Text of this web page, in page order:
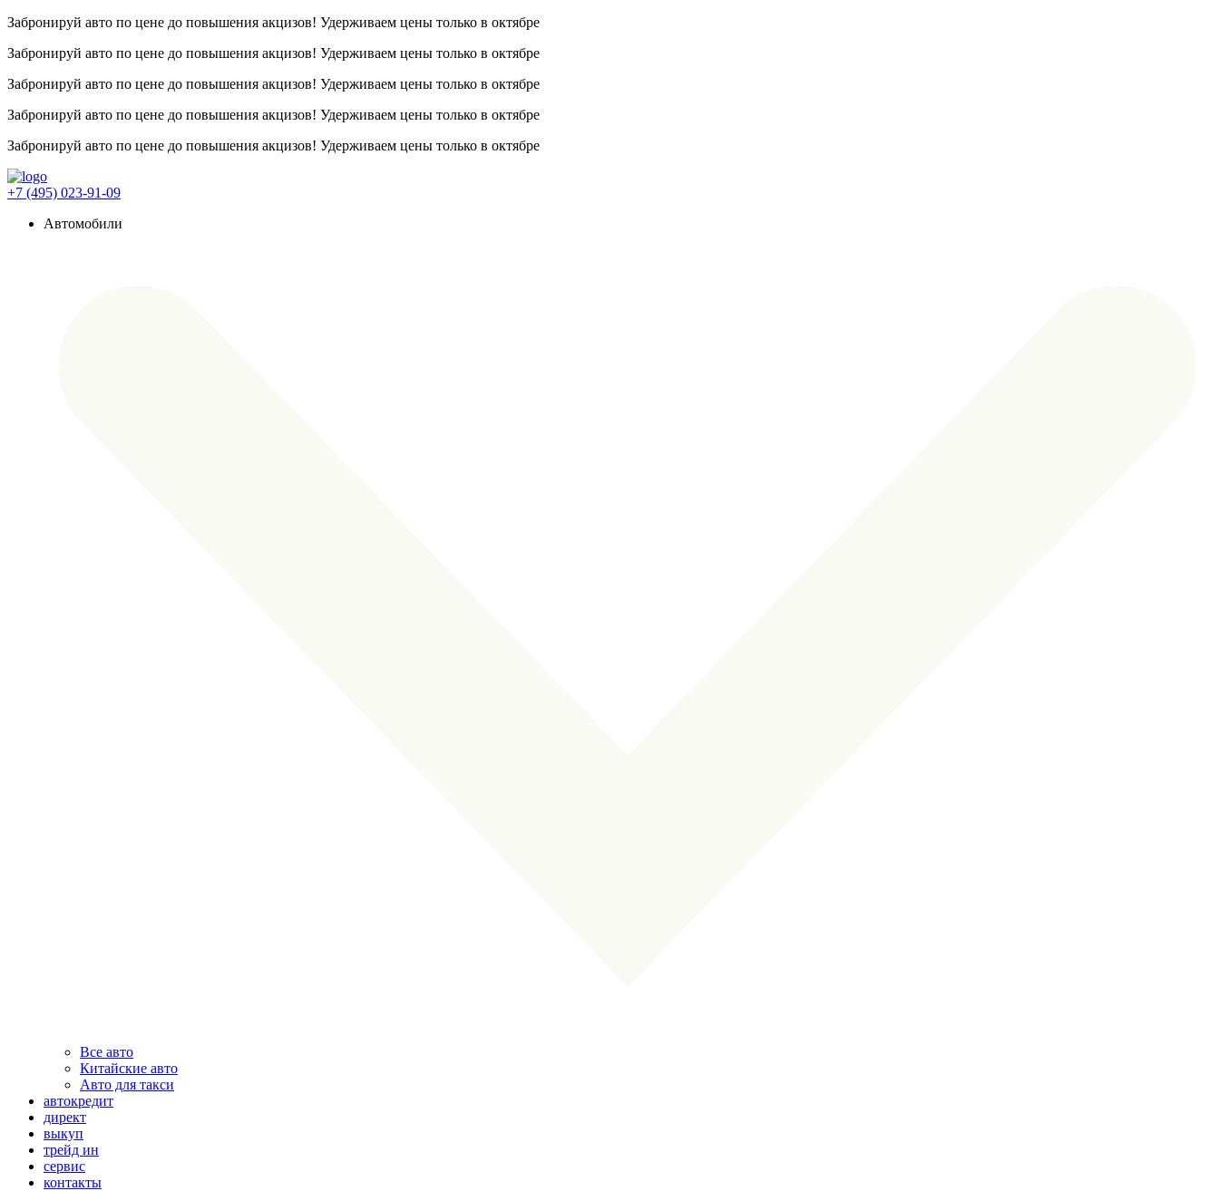
Забронируй авто по цене до повышения акцизов! Удерживаем цены только в октябре
Забронируй авто по цене до повышения акцизов! Удерживаем цены только в октябре
Забронируй авто по цене до повышения акцизов! Удерживаем цены только в октябре
Забронируй авто по цене до повышения акцизов! Удерживаем цены только в октябре
Забронируй авто по цене до повышения акцизов! Удерживаем цены только в октябре
+7 (495) 023-91-09
Автомобили
Все авто
Китайские авто
Авто для такси
автокредит
директ
выкуп
трейд ин
сервис
контакты